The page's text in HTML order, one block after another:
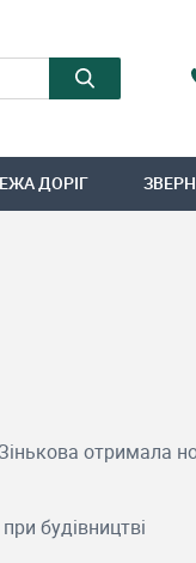
ДОРІГ
отримала
будівництві